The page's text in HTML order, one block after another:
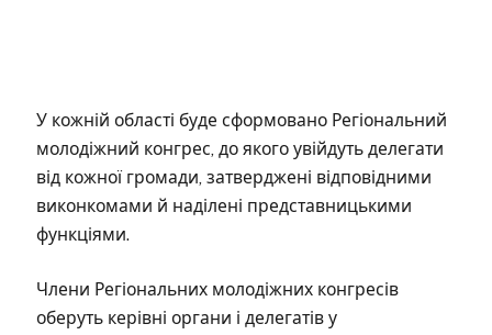
У кожній області буде сформовано Регіональний
молодіжний конгрес, до якого увійдуть делегати
від кожної громади, затверджені відповідними
виконкомами й наділені представницькими
функціями.
Члени Регіональних молодіжних конгресів
оберуть керівні органи і делегатів у